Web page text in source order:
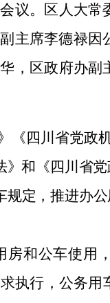
议。 区人大常
主席李德禄因
， 区政府办副
四川省党政
和《四川省
定，推进办
和公车使用
执行，公务